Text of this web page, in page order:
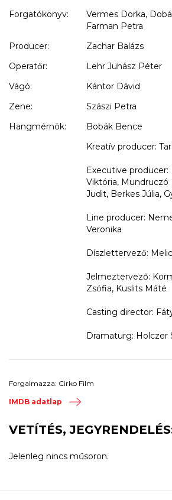
Forgatókönyv:
Vermes Dorka,
Farman Petra
Producer:
Zachar Balázs
Operatőr:
Lehr Juhász Péter
Vágó:
Kántor Dávid
Zene:
Szászi Petra
Hangmérnök:
Bobák Bence
Kreatív producer:
Executive producer:
Viktória, Mundruczó
Judit, Berkes Júlia,
Line producer:
Veronika
Díszlettervező:
Jelmeztervező:
Zsófia, Kuslits Máté
Casting director:
Dramaturg: Holczer
Forgalmazza: Cirko Film
IMDB adatlap
VETÍTÉS,
Jelenleg nincs műsoron.